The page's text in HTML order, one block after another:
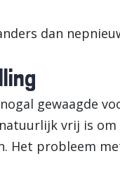
dan
gewaagde
vrij is
Het probleem